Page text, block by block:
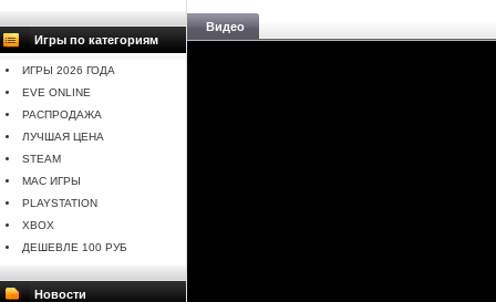
Игры по категориям
ИГРЫ 2026 ГОДА
EVE ONLINE
РАСПРОДАЖА
ЛУЧШАЯ ЦЕНА
STEAM
MAC ИГРЫ
PLAYSTATION
XBOX
ДЕШЕВЛЕ 100 РУБ
Новости
Видео